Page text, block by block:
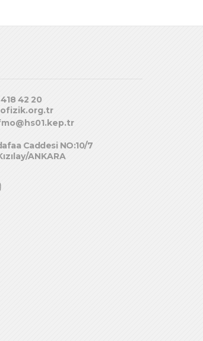
418 42 20
Caddesi NO:10/7
ANKARA